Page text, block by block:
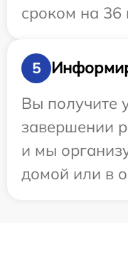
сроком на 36
5
Вы получите
завершении
и мы
домой или в